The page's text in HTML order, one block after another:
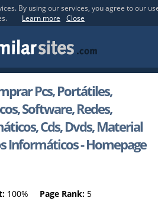
By using our services, you agree to our
Learn more Close
Pcs, Portátiles,
Software, Redes,
Cds, Dvds, Material
Informáticos - Homepage
100% Page Rank: 5